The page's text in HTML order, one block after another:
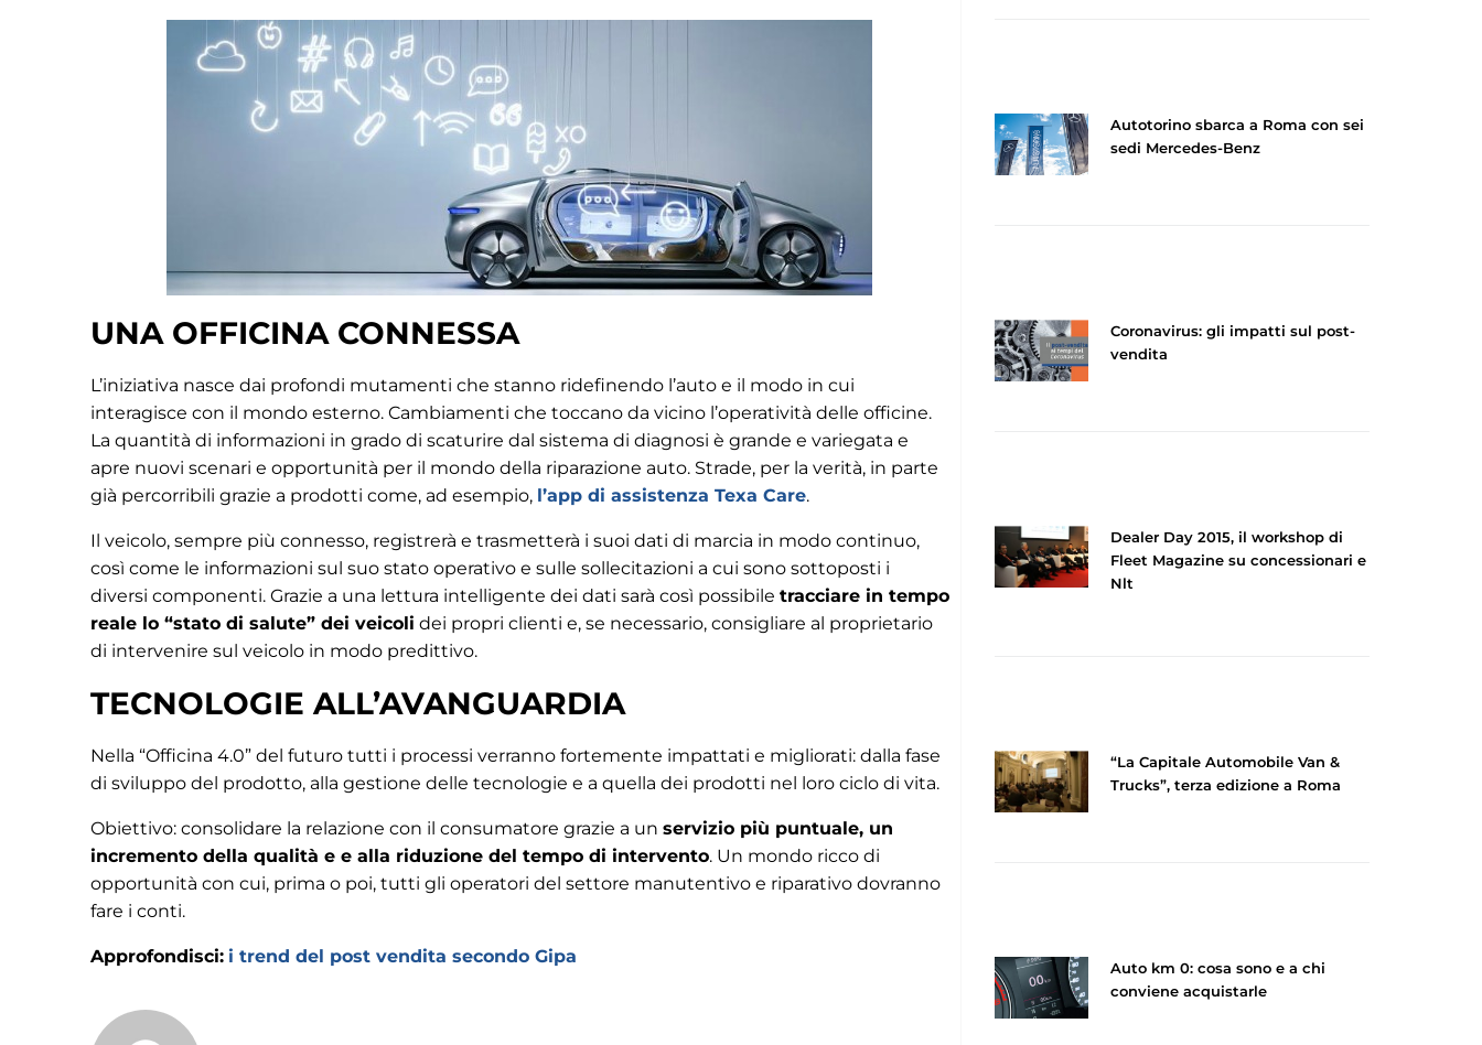
UNA OFFICINA CONNESSA
L’iniziativa nasce dai profondi mutamenti che stanno ridefinendo l’auto e il modo in cui
interagisce con il mondo esterno. Cambiamenti che toccano da vicino l’operatività delle officine.
La quantità di informazioni in grado di scaturire dal sistema di diagnosi è grande e variegata e
apre nuovi scenari e opportunità per il mondo della riparazione auto. Strade, per la verità, in parte
già percorribili grazie a prodotti come, ad esempio, l’app di assistenza Texa Care.
Il veicolo, sempre più connesso, registrerà e trasmetterà i suoi dati di marcia in modo continuo,
così come le informazioni sul suo stato operativo e sulle sollecitazioni a cui sono sottoposti i
diversi componenti. Grazie a una lettura intelligente dei dati sarà così possibile tracciare in tempo
reale lo “stato di salute” dei veicoli dei propri clienti e, se necessario, consigliare al proprietario
di intervenire sul veicolo in modo predittivo.
TECNOLOGIE ALL’AVANGUARDIA
Nella “Officina 4.0” del futuro tutti i processi verranno fortemente impattati e migliorati: dalla fase
di sviluppo del prodotto, alla gestione delle tecnologie e a quella dei prodotti nel loro ciclo di vita.
Obiettivo: consolidare la relazione con il consumatore grazie a un servizio più puntuale, un
incremento della qualità e e alla riduzione del tempo di intervento. Un mondo ricco di
opportunità con cui, prima o poi, tutti gli operatori del settore manutentivo e riparativo dovranno
fare i conti.
Approfondisci: i trend del post vendita secondo Gipa
Autotorino sbarca a Roma con sei
sedi Mercedes-Benz
Coronavirus: gli impatti sul post-
vendita
Dealer Day 2015, il workshop di
Fleet Magazine su concessionari e
Nlt
“La Capitale Automobile Van &
Trucks”, terza edizione a Roma
Auto km 0: cosa sono e a chi
conviene acquistarle